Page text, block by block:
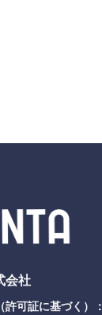
会社
可証に基づく）：